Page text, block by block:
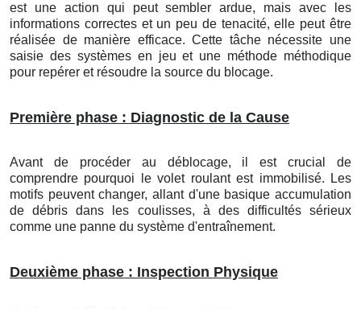
est une action qui peut sembler ardue, mais avec les
informations correctes et un peu de tenacité, elle peut être
réalisée de manière efficace. Cette tâche nécessite une
saisie des systèmes en jeu et une méthode méthodique
pour repérer et résoudre la source du blocage.
Première phase : Diagnostic de la Cause
Avant de procéder au déblocage, il est crucial de
comprendre pourquoi le volet roulant est immobilisé. Les
motifs peuvent changer, allant d'une basique accumulation
de débris dans les coulisses, à des difficultés sérieux
comme une panne du système d'entraînement.
Deuxième phase : Inspection Physique